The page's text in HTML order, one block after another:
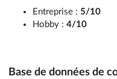
Entreprise : 5/10
Hobby : 4/10
Base de données de